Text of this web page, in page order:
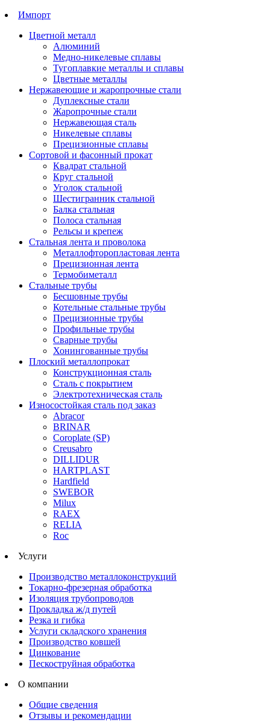
Импорт
Цветной металл
Алюминий
Медно-никелевые сплавы
Тугоплавкие металлы и сплавы
Цветные металлы
Нержавеющие и жаропрочные стали
Дуплексные стали
Жаропрочные стали
Нержавеющая сталь
Никелевые сплавы
Прецизионные сплавы
Сортовой и фасонный прокат
Квадрат стальной
Круг стальной
Уголок стальной
Шестигранник стальной
Балка стальная
Полоса стальная
Рельсы и крепеж
Стальная лента и проволока
Металлофторопластовая лента
Прецизионная лента
Термобиметалл
Стальные трубы
Бесшовные трубы
Котельные стальные трубы
Прецизионные трубы
Профильные трубы
Сварные трубы
Хонингованные трубы
Плоский металлопрокат
Конструкционная сталь
Сталь с покрытием
Электротехническая сталь
Износостойкая сталь под заказ
Abracor
BRINAR
Coroplate (SP)
Creusabro
DILLIDUR
HARTPLAST
Hardfield
SWEBOR
Milux
RAEX
RELIA
Roc
Услуги
Производство металлоконструкций
Токарно-фрезерная обработка
Изоляция трубопроводов
Прокладка ж/д путей
Резка и гибка
Услуги складского хранения
Производство ковшей
Цинкование
Пескоструйная обработка
О компании
Общие сведения
Отзывы и рекомендации